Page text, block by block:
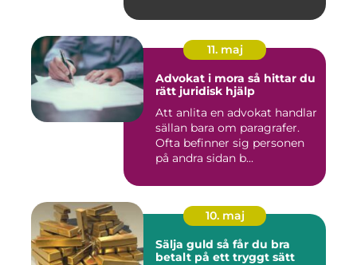
11. maj
Advokat i mora så hittar du
rätt juridisk hjälp
Att anlita en advokat handlar
sällan bara om paragrafer.
Ofta befinner sig personen
på andra sidan b...
10. maj
Sälja guld så får du bra
betalt på ett tryggt sätt